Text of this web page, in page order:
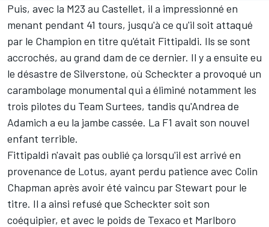
Puis, avec la M23 au Castellet, il a impressionné en
menant pendant 41 tours, jusqu'à ce qu'il soit attaqué
par le Champion en titre qu'était Fittipaldi. Ils se sont
accrochés, au grand dam de ce dernier. Il y a ensuite eu
le désastre de Silverstone, où Scheckter a provoqué un
carambolage monumental qui a éliminé notamment les
trois pilotes du Team Surtees, tandis qu'Andrea de
Adamich a eu la jambe cassée. La F1 avait son nouvel
enfant terrible.
Fittipaldi n'avait pas oublié ça lorsqu'il est arrivé en
provenance de Lotus, ayant perdu patience avec Colin
Chapman après avoir été vaincu par Stewart pour le
titre. Il a ainsi refusé que Scheckter soit son
coéquipier, et avec le poids de Texaco et Marlboro